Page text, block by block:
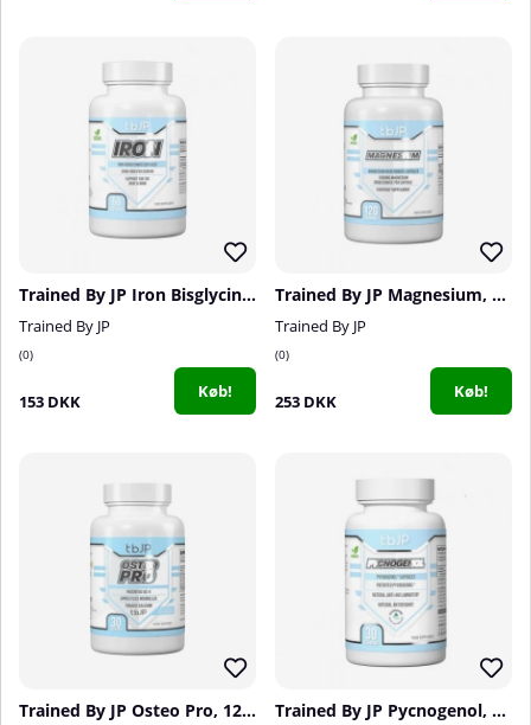
Trained By JP Iron Bisglycinate, 60 caps
Trained By JP
0
153 DKK Køb!
Trained By JP Magnesium, 120 caps
Trained By JP
0
253 DKK Køb!
Trained By JP Osteo Pro, 120 caps Trained By JP Pycnogenol, 30 caps